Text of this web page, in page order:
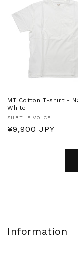
MT Cotton T-shirt -
White -
販
売
SUBTLE VOICE
通
¥9,900 JPY
Information